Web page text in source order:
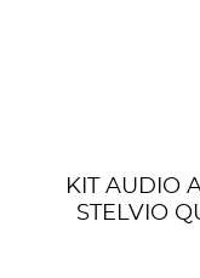
KIT AUDIO
STELVIO